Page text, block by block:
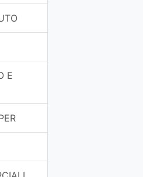
E